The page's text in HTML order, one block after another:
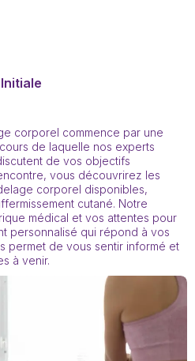
corporel commence par une
de laquelle nos experts
de vos objectifs
vous découvrirez les
corporel disponibles,
cutané. Notre
médical et vos attentes pour
personnalisé qui répond à vos
permet de vous sentir informé et
à venir.